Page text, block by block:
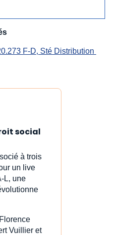
F-D, Sté Distribution
social
à trois
un live
une
Vuillier et